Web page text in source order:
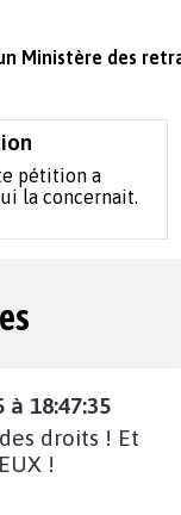
Ministère des
pétition a
la concernait.
18:47:35
droits ! Et
!